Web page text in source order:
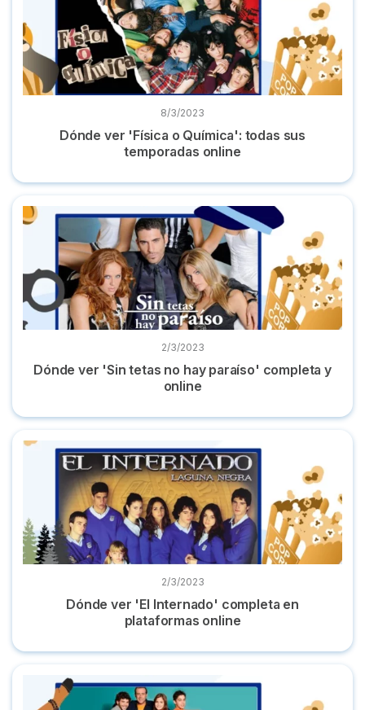
8/3/2023
Dónde ver 'Física o Química': todas sus
temporadas online
Dónde ver 'Sin tetas no hay paraíso' completa y online
2/3/2023
Dónde ver 'Sin tetas no hay paraíso' completa y
online
Dónde ver 'El Internado' completa en plataformas online
2/3/2023
Dónde ver 'El Internado' completa en
plataformas online
Dónde ver 'Los Serrano' online completa en plataformas